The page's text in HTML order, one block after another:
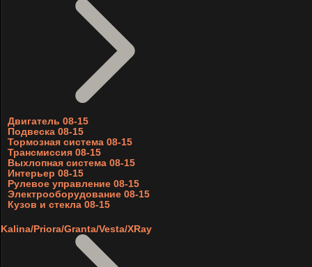
Двигатель 08-15
Подвеска 08-15
Тормозная система 08-15
Трансмиссия 08-15
Выхлопная система 08-15
Интерьер 08-15
Рулевое управление 08-15
Электрооборудование 08-15
Кузов и стекла 08-15
Kalina/Priora/Granta/Vesta/XRay